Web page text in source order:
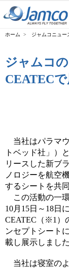
ジャムコ
CEATEC
当社はパラマ
トベッド社」）
リースした新ブ
ノロジーを航空
するシートを共
この活動の一
10月 15日～ 18日
CEATEC （※1 ）
ンセプトシートに
載し展示しました
当社は寝室の
ジャムコニュー